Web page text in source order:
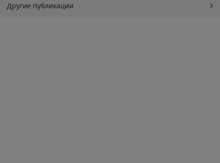
Другие публикации